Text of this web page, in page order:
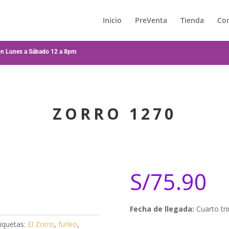
Inicio PreVenta Tienda
Lunes a Sábado 12 a 8pm
ZORRO 1270
El Zorro,funko,
S/75.90
Fecha de llegada: Cuarto